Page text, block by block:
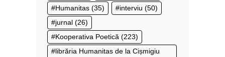
Humanitas (35) interviu (50)
jurnal (26)
Kooperativa Poetică (223)
librăria Humanitas de la Cișmigiu